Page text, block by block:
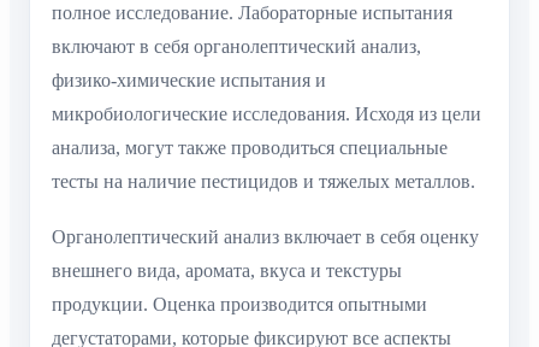
полное исследование. Лабораторные испытания
включают в себя органолептический анализ,
физико-химические испытания и
микробиологические исследования. Исходя из цели
анализа, могут также проводиться специальные
тесты на наличие пестицидов и тяжелых металлов.
Органолептический анализ включает в себя оценку
внешнего вида, аромата, вкуса и текстуры
продукции. Оценка производится опытными
дегустаторами, которые фиксируют все аспекты